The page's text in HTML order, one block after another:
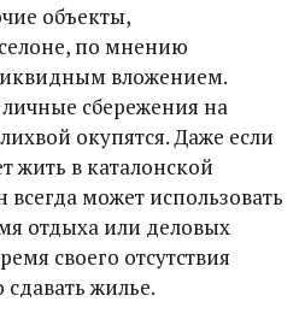
объекты,
по мнению
вложением.
сбережения на
окупятся. Даже если
жить в каталонской
всегда может использовать
отдыха или деловых
своего отсутствия
жилье.